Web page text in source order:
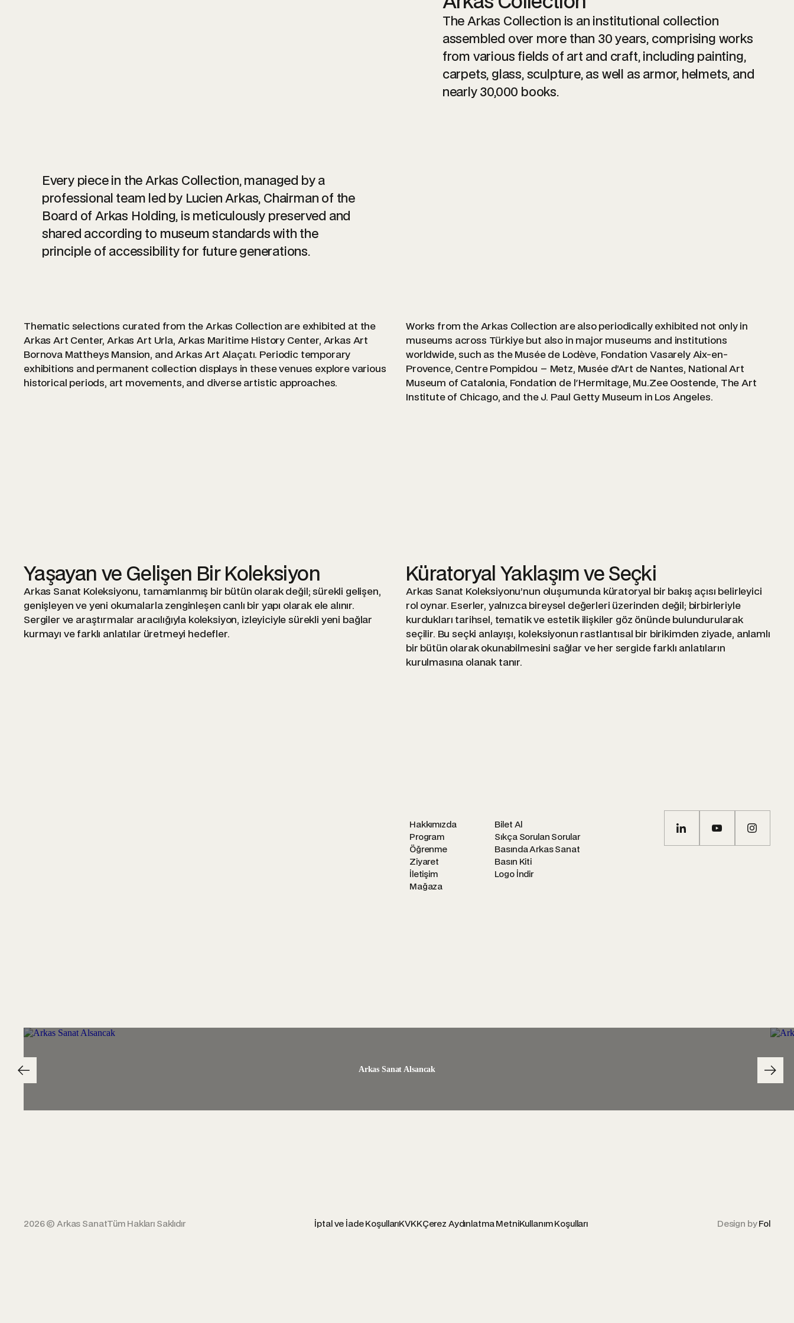
The Arkas Collection is an institutional collection
assembled over more than 30 years, comprising works
from various fields of art and craft, including painting,
carpets, glass, sculpture, as well as armor, helmets, and
nearly 30,000 books.
Every piece in the Arkas Collection, managed by a
professional team led by Lucien Arkas, Chairman of the
Board of Arkas Holding, is meticulously preserved and
shared according to museum standards with the
principle of accessibility for future generations.
Thematic selections curated from the Arkas Collection are exhibited at the
Arkas Art Center, Arkas Art Urla, Arkas Maritime History Center, Arkas Art
Bornova Mattheys Mansion, and Arkas Art Alaçatı. Periodic temporary
exhibitions and permanent collection displays in these venues explore various
historical periods, art movements, and diverse artistic approaches.
Works from the Arkas Collection are also periodically exhibited not only in
museums across Türkiye but also in major museums and institutions
worldwide, such as the Musée de Lodève, Fondation Vasarely Aix-en-
Provence, Centre Pompidou – Metz, Musée d’Art de Nantes, National Art
Museum of Catalonia, Fondation de l'Hermitage, Mu.Zee Oostende, The Art
Institute of Chicago, and the J. Paul Getty Museum in Los Angeles.
Yaşayan ve Gelişen Bir Koleksiyon
Arkas Sanat Koleksiyonu, tamamlanmış bir bütün olarak değil; sürekli gelişen,
genişleyen ve yeni okumalarla zenginleşen canlı bir yapı olarak ele alınır.
Sergiler ve araştırmalar aracılığıyla koleksiyon, izleyiciyle sürekli yeni bağlar
kurmayı ve farklı anlatılar üretmeyi hedefler.
Küratoryal Yaklaşım ve Seçki
Arkas Sanat Koleksiyonu’nun oluşumunda küratoryal bir bakış açısı belirleyici
rol oynar. Eserler, yalnızca bireysel değerleri üzerinden değil; birbirleriyle
kurdukları tarihsel, tematik ve estetik ilişkiler göz önünde bulundurularak
seçilir. Bu seçki anlayışı, koleksiyonun rastlantısal bir birikimden ziyade, anlamlı
bir bütün olarak okunabilmesini sağlar ve her sergide farklı anlatıların
kurulmasına olanak tanır.
Hakkımızda
Program
Öğrenme
Ziyaret
İletişim
Mağaza
Bilet Al
Sıkça Sorulan Sorular
Basında Arkas Sanat
Basın Kiti
Logo İndir
Arkas Sanat Alsancak
2026 © Arkas SanatTüm Hakları Saklıdır İptal ve İade KoşullarıKVKKÇerez Aydınlatma MetniKullanım Koşulları Design byFol